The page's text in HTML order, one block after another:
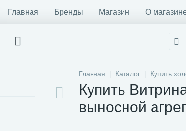
Главная Бренды Магазин О
Главная Каталог Купить
Купить
выносной